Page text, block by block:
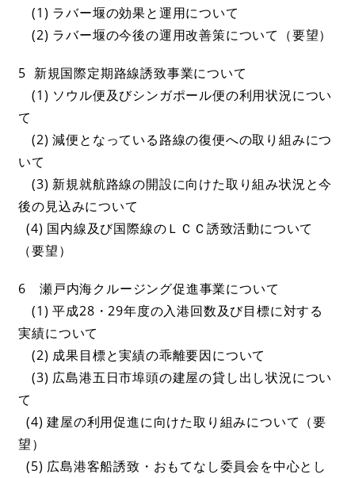
(1) ラバー堰の効果と運用について
(2) ラバー堰の今後の運用改善策について（要望）
5 新規国際定期路線誘致事業について
(1) ソウル便及びシンガポール便の利用状況につい
て
(2) 減便となっている路線の復便への取り組みにつ
いて
(3) 新規就航路線の開設に向けた取り組み状況と今
後の見込みについて
(4) 国内線及び国際線のＬＣＣ誘致活動について
（要望）
6 瀬戸内海クルージング促進事業について
(1) 平成28・29年度の入港回数及び目標に対する
実績について
(2) 成果目標と実績の乖離要因について
(3) 広島港五日市埠頭の建屋の貸し出し状況につい
て
(4) 建屋の利用促進に向けた取り組みについて（要
望）
(5) 広島港客船誘致・おもてなし委員会を中心とし